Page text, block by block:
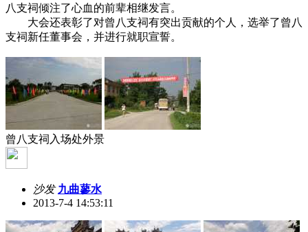
八支祠倾注了心血的前辈相继发言。
大会还表彰了对曾八支祠有突出贡献的个人，选举了曾八
支祠新任董事会，并进行就职宣誓。
曾八支祠入场处外景
沙发 九曲蓼水
2013-7-4 14:53:11